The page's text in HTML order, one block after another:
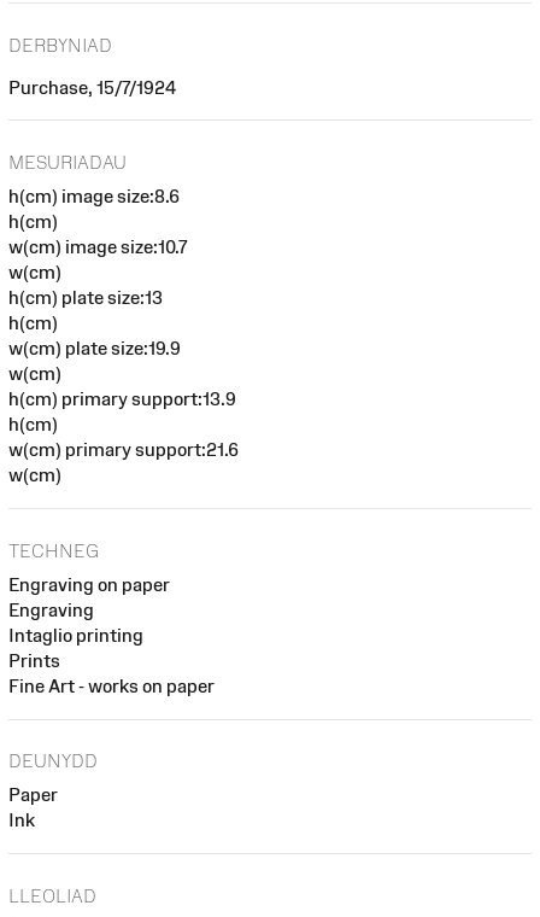
DERBYNIAD
Purchase, 15/7/1924
MESURIADAU
h(cm) image size:8.6
h(cm)
w(cm) image size:10.7
w(cm)
h(cm) plate size:13
h(cm)
w(cm) plate size:19.9
w(cm)
h(cm) primary support:13.9
h(cm)
w(cm) primary support:21.6
w(cm)
TECHNEG
Engraving on paper
Engraving
Intaglio printing
Prints
Fine Art - works on paper
DEUNYDD
Paper
Ink
LLEOLIAD